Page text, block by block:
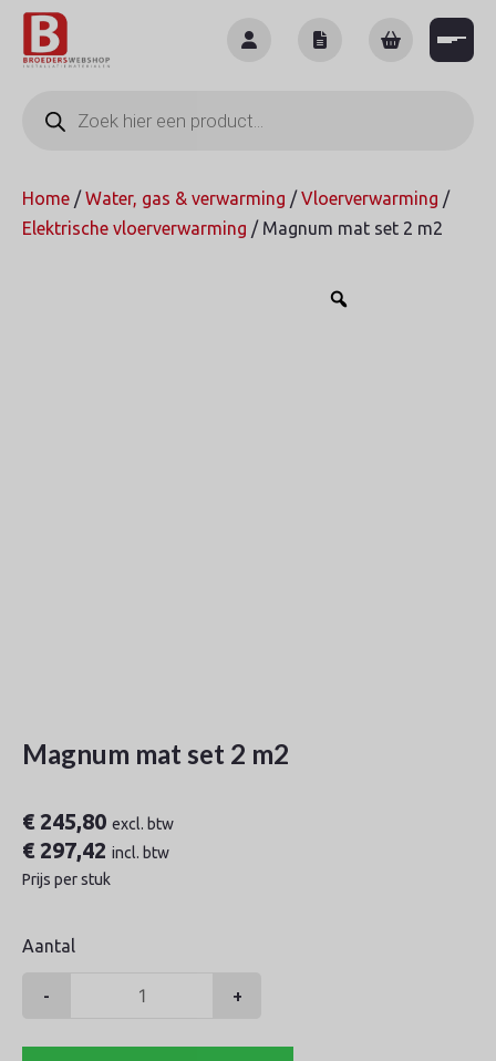
Skip
content
zoeken
Home / Water, gas & verwarming / Vloerverwarming /
Elektrische vloerverwarming / Magnum mat set 2 m2
Magnum mat set 2 m2
€ 245,80 excl. btw
€ 297,42 incl. btw
Prijs per stuk
Aantal
- +